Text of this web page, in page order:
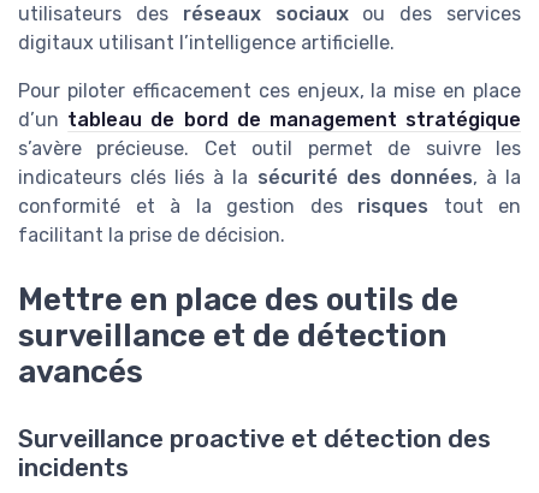
utilisateurs des réseaux sociauxou des services
digitaux utilisant l’intelligence artificielle.
Pour piloter efficacement ces enjeux, la mise en place
d’un tableau de bord de management stratégique
s’avère précieuse. Cet outil permet de suivre les
indicateurs clés liés à la sécurité des données, à la
conformité et à la gestion des risques tout en
facilitant la prise de décision.
Mettre en place des outils de
surveillance et de détection
avancés
Surveillance proactive et détection des
incidents